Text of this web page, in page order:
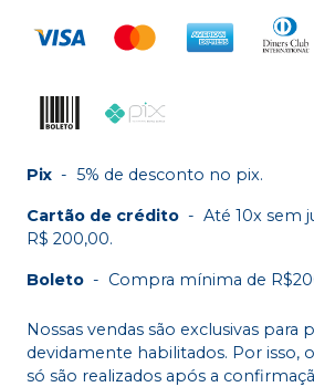
Pix - 5% de desconto no pix.
Cartão de crédito - Até 10x sem
R$ 200,00.
Boleto - Compra mínima de
Nossas vendas são exclusivas para
devidamente habilitados. Por isso,
só são realizados após a